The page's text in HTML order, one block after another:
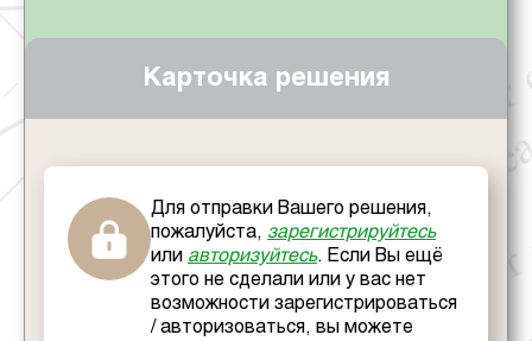
Карточка решения
Для отправки Вашего решения,
пожалуйста, зарегистрируйтесь
или авторизуйтесь. Если Вы ещё
этого не сделали или у вас нет
возможности зарегистрироваться
/ авторизоваться, вы можете